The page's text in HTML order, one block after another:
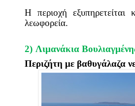
Η περιοχή εξυπηρετείται
λεωφορεία.
2) Λιμανάκια
Περιζήτη με βαθυγάλαζα